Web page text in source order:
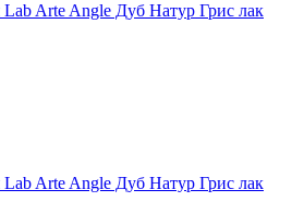
Arte Angle Дуб Натур Грис лак
Arte Angle Дуб Натур Грис лак